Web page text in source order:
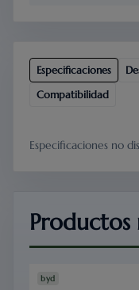
Especificaciones
Compatibilidad
Especificaciones no
Productos
SPU-BAT-
byd